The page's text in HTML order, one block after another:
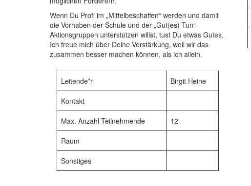
Wenn Du Profi im „Mittelbeschaffen“ werden und damit
die Vorhaben der Schule und der „Gut(es) Tun“-
Aktionsgruppen unterstützen willst, tust Du etwas Gutes.
Ich freue mich über Deine Verstärkung, weil wir das
zusammen besser machen können, als ich allein.
Leitende*r Birgit Heine
Kontakt
Max. Anzahl Teilnehmende 12
Raum
Sonstiges